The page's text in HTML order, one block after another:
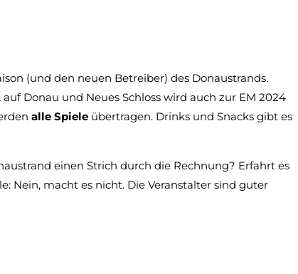
(und den neuen Betreiber) des Donaustrands.
Donau und Neues Schloss wird auch zur EM 2024
alle Spiele übertragen. Drinks und Snacks gibt es
einen Strich durch die Rechnung? Erfahrt es
Nein, macht es nicht. Die Veranstalter sind guter